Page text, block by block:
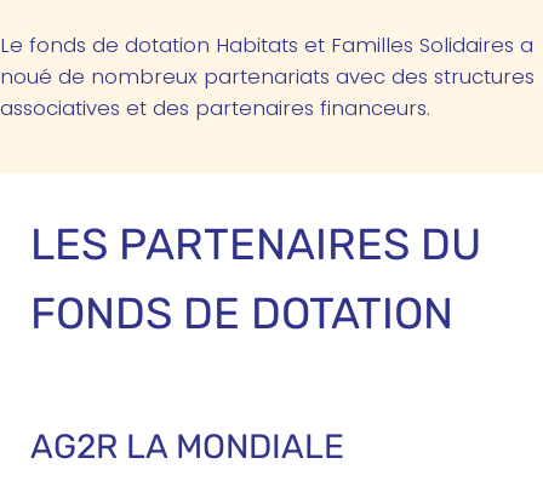
Le fonds de dota­tion Habi­tats et Familles Soli­daires a
noué de nom­breux par­te­na­riats avec des struc­tures
asso­cia­tives et des par­te­naires financeurs.
LES PARTENAIRES DU
FONDS DE DOTATION
AG2R LA MONDIALE